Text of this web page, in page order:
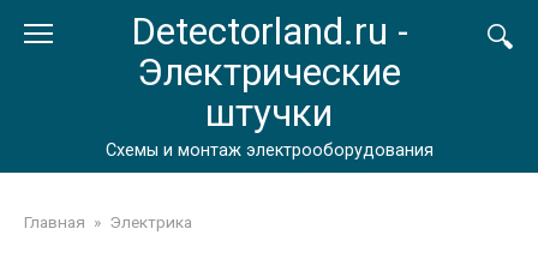
Detectorland.ru -
Электрические
штучки
Схемы и монтаж электрооборудования
Главная » Электрика